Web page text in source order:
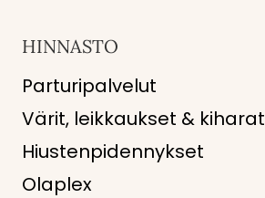
HINNASTO
Parturipalvelut
Värit, leikkaukset & kiharat
Hiustenpidennykset
Olaplex